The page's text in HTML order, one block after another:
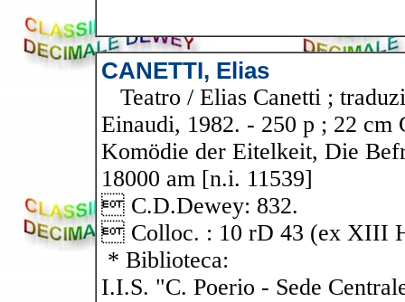
CANETTI, Elias
Teatro / Elias Canetti ;
Einaudi, 1982. - 250 p ; 22 cm
Komödie der Eitelkeit, Die
18000 am [n.i. 11539]
 C.D.Dewey: 832.
 Colloc. : 10 rD 43 (ex XIII
* Biblioteca:
I.I.S. "C. Poerio - Sede